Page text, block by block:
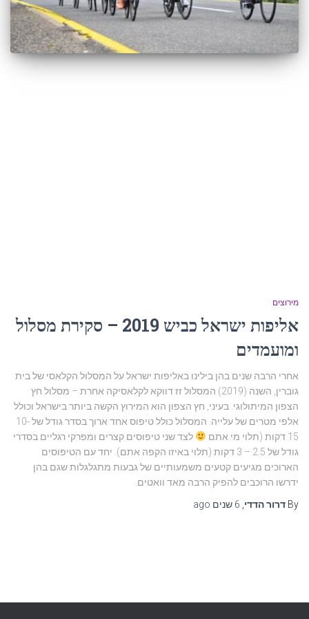
מירוצים
אליפות ישראל כביש 2019 – סקירת מסלול
ומועמדים
אחרי הרבה שנים בהן בילינו באליפות ישראל על המסלול הקלאסי של בית
גוברין, השנה (2019) המסלול זז דווקא לקלאסיקה אחרת – מסלול חץ
הצפון המיתולוגי. בעיני, חץ הצפון הוא המירוץ הקשה ביותר בישראל וכולל
אלפי מטרים של עלייה. המסלול כולל טיפוס אחד ארוך בסדר גודל של 10-
15 דקות (תלוי מי אתם
לצד שני טיפוסים קצרים ומפרקי רגליים בסדרי
גודל של 2.5 – 3 דקות (תלוי באיזו הקפה אתם). יחד עם הטיפוסים
הארוכים מגיעים קטעים משמעותיים של גבעות מתגלגלות שגם בהן
ידרשו הרוכבים להפיק הרבה מאד וואטים.
By דרור הדדי 6 שנים